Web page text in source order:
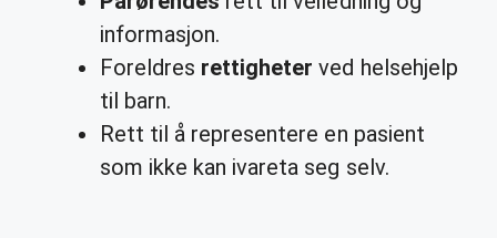
informasjon.
Foreldres rettigheter ved helsehjelp
til barn.
​Rett til å representere en pasient
som ikke kan ivareta seg selv.